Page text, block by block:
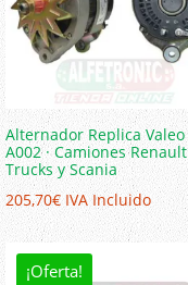
Alternador Replica Valeo
A002 · Camiones Renault
Trucks y Scania
205,70€ IVA Incluido
¡Oferta!